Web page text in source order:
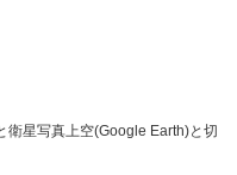
星写真上空(Google Earth)と切